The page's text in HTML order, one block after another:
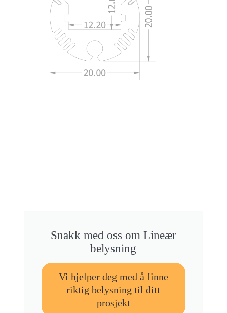
Snakk med oss om Lineær
belysning
Vi hjelper deg med å finne
riktig belysning til ditt
prosjekt